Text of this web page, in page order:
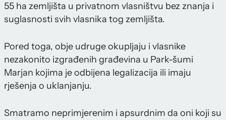
55 ha zemljišta u privatnom vlasništvu bez znanja i
suglasnosti svih vlasnika tog zemljišta.
Pored toga, obje udruge okupljaju i vlasnike
nezakonito izgrađenih građevina u Park-šumi
Marjan kojima je odbijena legalizacija ili imaju
rješenja o uklanjanju.
Smatramo neprimjerenim i apsurdnim da oni koji su